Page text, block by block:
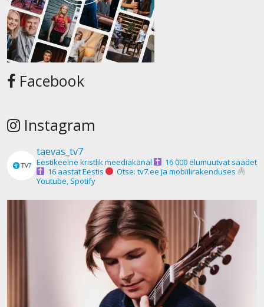
Facebook
Instagram
taevas_tv7
Eestikeelne kristlik meediakanal
16 000 elumuutvat saadet
16 aastat Eestis
Otse: tv7.ee ja mobiilirakenduses
Youtube, Spotify